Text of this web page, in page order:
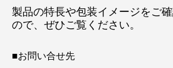
製品の特長や包装イメージをご
ので、ぜひご覧ください。
■お問い合せ先